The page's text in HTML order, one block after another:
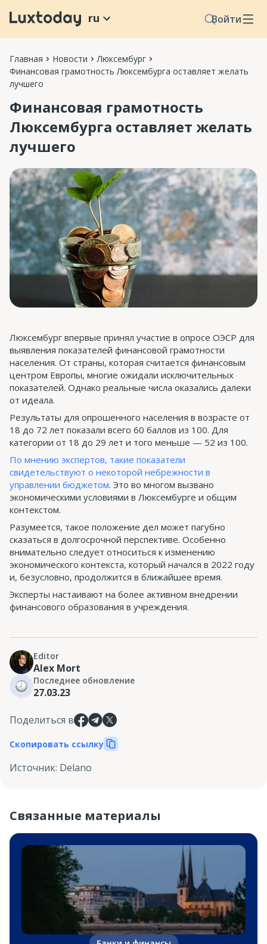
Войти
ru
Главная Новости
Люксембург
Финансовая грамотность Люксембурга оставляет желать
лучшего
Финансовая грамотность
Люксембурга оставляет желать
лучшего
Люксембург впервые принял участие в опросе ОЭСР для
выявления показателей финансовой грамотности
населения. От страны, которая считается финансовым
центром Европы, многие ожидали исключительных
показателей. Однако реальные числа оказались далеки
от идеала.
Результаты для опрошенного населения в возрасте от
18 до 72 лет показали всего 60 баллов из 100. Для
категории от 18 до 29 лет и того меньше — 52 из 100.
По мнению экспертов, такие показатели
свидетельствуют о некоторой небрежности в
управлении бюджетом. Это во многом вызвано
экономическими условиями в Люксембурге и общим
контекстом.
Разумеется, такое положение дел может пагубно
сказаться в долгосрочной перспективе. Особенно
внимательно следует относиться к изменению
экономического контекста, который начался в 2022 году
и, безусловно, продолжится в ближайшее время.
Эксперты настаивают на более активном внедрении
финансового образования в учреждения.
Editor
Alex Mort
Последнее обновление
27.03.23
Поделиться в
Скопировать ссылку
Источник: Delano
Связанные материалы